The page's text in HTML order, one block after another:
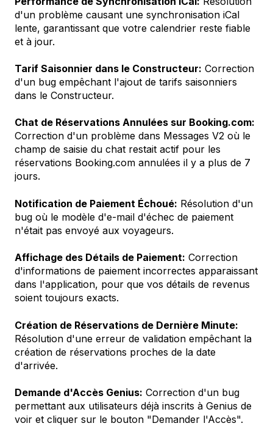
d'un problème causant une synchronisation iCal
lente, garantissant que votre calendrier reste fiable
et à jour.
Tarif Saisonnier dans le Constructeur: Correction
d'un bug empêchant l'ajout de tarifs saisonniers
dans le Constructeur.
Chat de Réservations Annulées sur Booking.com:
Correction d'un problème dans Messages V2 où le
champ de saisie du chat restait actif pour les
réservations Booking.com annulées il y a plus de 7
jours.
Notification de Paiement Échoué: Résolution d'un
bug où le modèle d'e-mail d'échec de paiement
n'était pas envoyé aux voyageurs.
Affichage des Détails de Paiement: Correction
d'informations de paiement incorrectes apparaissant
dans l'application, pour que vos détails de revenus
soient toujours exacts.
Création de Réservations de Dernière Minute:
Résolution d'une erreur de validation empêchant la
création de réservations proches de la date
d'arrivée.
Demande d'Accès Genius: Correction d'un bug
permettant aux utilisateurs déjà inscrits à Genius de
voir et cliquer sur le bouton "Demander l'Accès".